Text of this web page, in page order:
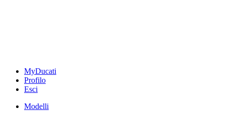
MyDucati
Profilo
Esci
Modelli